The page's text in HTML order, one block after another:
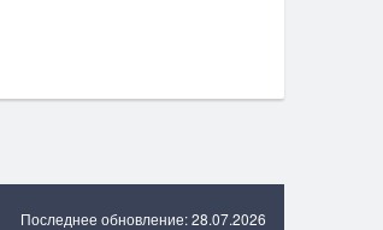
Последнее обновление: 28.07.2026